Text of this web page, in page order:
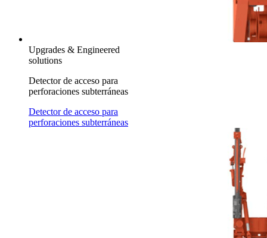
Upgrades & Engineered
solutions
Detector de acceso para
perforaciones subterráneas
Detector de acceso para
perforaciones subterráneas